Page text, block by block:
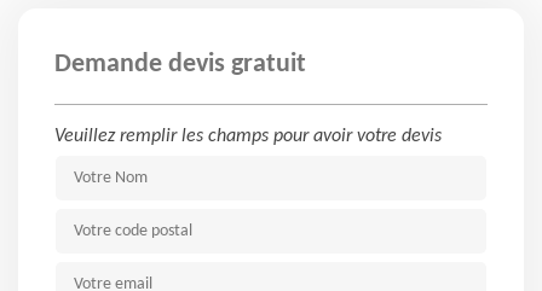
Demande devis gratuit
Veuillez remplir les champs pour avoir votre devis